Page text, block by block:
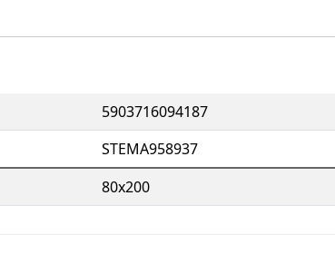
5903716094187
STEMA958937
80x200